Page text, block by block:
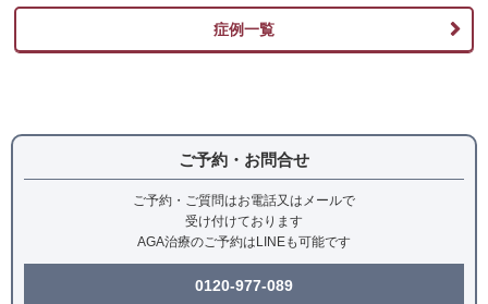
が詳しく説明させていただきますので、ご心配な点が
ありましたらお気軽にお聞きください。
オーダーメイドAGA処方薬：27,500円/月
症例一覧
ご予約・お問合せ
ご予約・ご質問はお電話又はメールで
受け付けております
AGA治療のご予約はLINEも可能です
0120-977-089